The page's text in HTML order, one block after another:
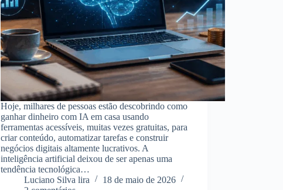
Hoje, milhares de pessoas estão descobrindo como
ganhar dinheiro com IA em casa usando
ferramentas acessíveis, muitas vezes gratuitas, para
criar conteúdo, automatizar tarefas e construir
negócios digitais altamente lucrativos. A
inteligência artificial deixou de ser apenas uma
tendência tecnológica…
Luciano Silva lira
18 de maio de 2026